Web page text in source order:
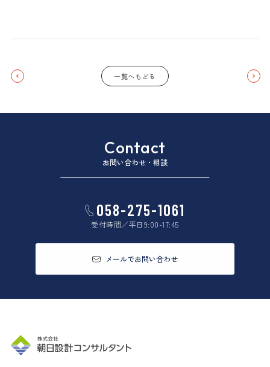
一覧へもどる
Contact
お問い合わせ・相談
058-275-1061
受付時間／平日9:00-17:45
メールでお問い合わせ